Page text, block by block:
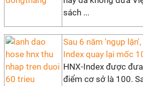
sách ...
Sau 6 năm 'ngụp
Index quay lại mốc
HNX-Index được
điểm cơ sở là 100.